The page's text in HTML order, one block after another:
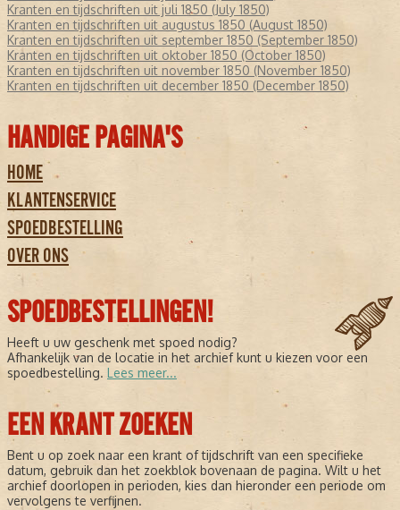
Kranten en tijdschriften uit juli 1850 (July 1850)
Kranten en tijdschriften uit augustus 1850 (August 1850)
Kranten en tijdschriften uit september 1850 (September 1850)
Kranten en tijdschriften uit oktober 1850 (October 1850)
Kranten en tijdschriften uit november 1850 (November 1850)
Kranten en tijdschriften uit december 1850 (December 1850)
HANDIGE PAGINA'S
HOME
KLANTENSERVICE
SPOEDBESTELLING
OVER ONS
SPOEDBESTELLINGEN!
Heeft u uw geschenk met spoed nodig?
Afhankelijk van de locatie in het archief kunt u kiezen voor een
spoedbestelling. Lees meer...
EEN KRANT ZOEKEN
Bent u op zoek naar een krant of tijdschrift van een specifieke
datum, gebruik dan het zoekblok bovenaan de pagina. Wilt u het
archief doorlopen in perioden, kies dan hieronder een periode om
vervolgens te verfijnen.